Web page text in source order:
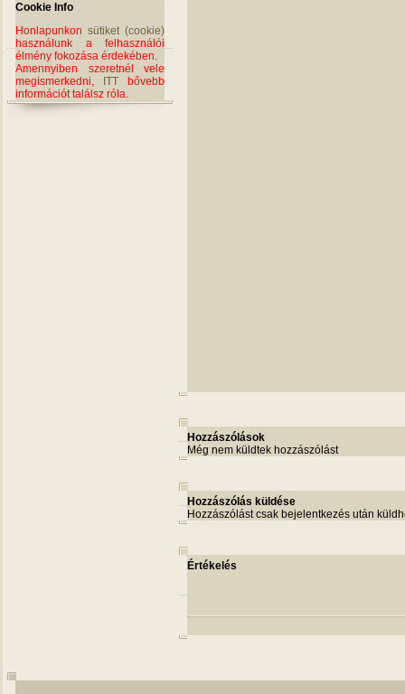
Cookie Info
Honlapunkon sütiket (cookie)
használunk a felhasználói
élmény fokozása érdekében.
Amennyiben szeretnél vele
megismerkedni,
ITT bővebb
információt találsz róla.
Hozzászólások
Még nem küldtek hozzászólást
Hozzászólás küldése
Hozzászólást csak bejelentkezés után
Értékelés